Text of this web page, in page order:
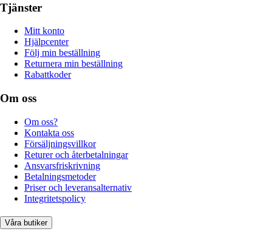
Tjänster
Mitt konto
Hjälpcenter
Följ min beställning
Returnera min beställning
Rabattkoder
Om oss
Om oss?
Kontakta oss
Försäljningsvillkor
Returer och återbetalningar
Ansvarsfriskrivning
Betalningsmetoder
Priser och leveransalternativ
Integritetspolicy
Våra butiker